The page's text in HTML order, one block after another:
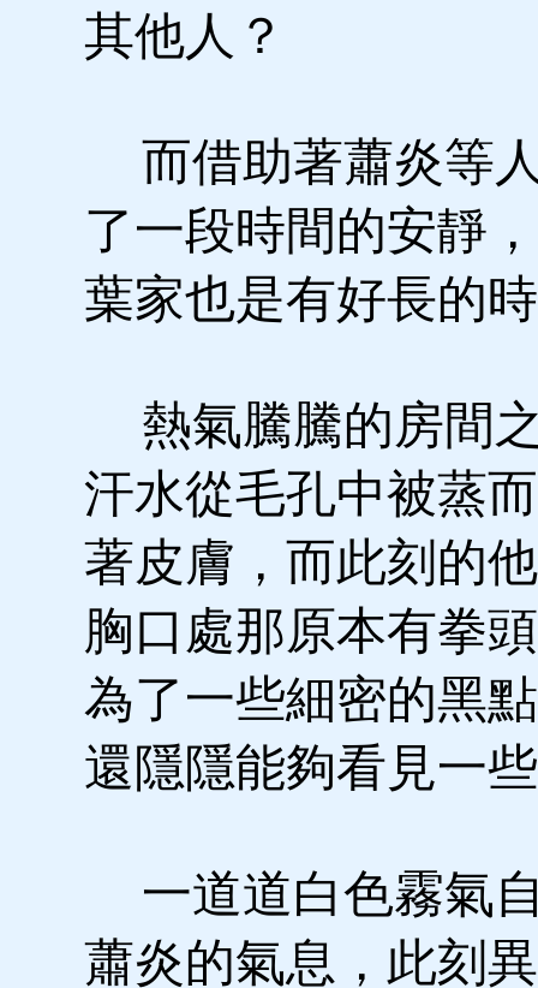
其他人？
而借助著蕭炎等
了一段時間的安靜
葉家也是有好長的
熱氣騰騰的房間
汗水從毛孔中被蒸
著皮膚，而此刻的
胸口處那原本有拳
為了一些細密的黑
還隱隱能夠看見一
一道道白色霧氣
蕭炎的氣息，此刻